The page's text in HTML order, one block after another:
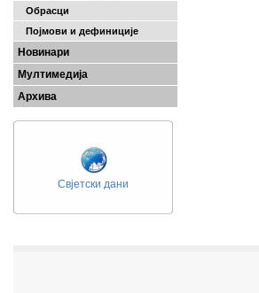
Обрасци
Појмови и дефиниције
Новинари
Мултимедија
Архива
Свјетски дани